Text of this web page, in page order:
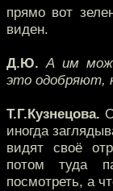
прямо вот
виден.
Д.Ю. А им
это одобряют,
Т.Г.Кузнецова.
иногда
видят своё
потом туда
посмотреть, а